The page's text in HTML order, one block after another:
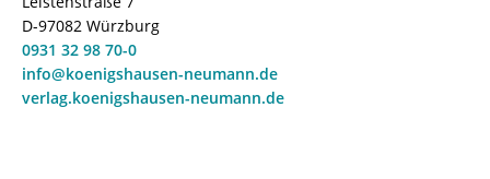
D-97082 Würzburg
0931 32 98 70-0
info@koenigshausen-neumann.de
verlag.koenigshausen-neumann.de